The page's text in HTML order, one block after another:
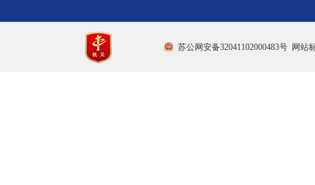
苏公网安备32041102000483号 网站